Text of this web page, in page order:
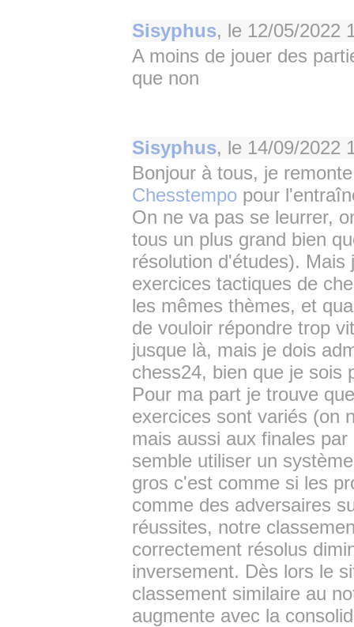
Sisyphus, le 12/05/2022
A moins de jouer des
que non
Sisyphus, le 14/09/2022
Bonjour à tous, je
Chesstempo pour
On ne va pas se leurrer,
tous un plus grand bien
résolution d'études).
exercices tactiques de
les mêmes thèmes, et
de vouloir répondre trop
jusque là, mais je dois
chess24, bien que je sois
Pour ma part je trouve
exercices sont variés (on
mais aussi aux finales
semble utiliser un
gros c'est comme si les
comme des adversaires
réussites, notre
correctement résolus
inversement. Dès lors le
classement similaire au
augmente avec la